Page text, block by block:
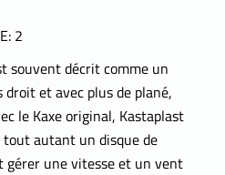
2
souvent décrit comme un
et avec plus de plané,
le Kaxe original, Kastaplast
tout autant un disque de
gérer une vitesse et un vent